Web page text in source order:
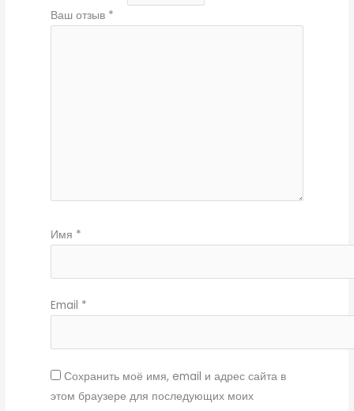
Ваш отзыв *
Имя *
Email *
Сохранить моё имя, email и адрес сайта в
этом браузере для последующих моих